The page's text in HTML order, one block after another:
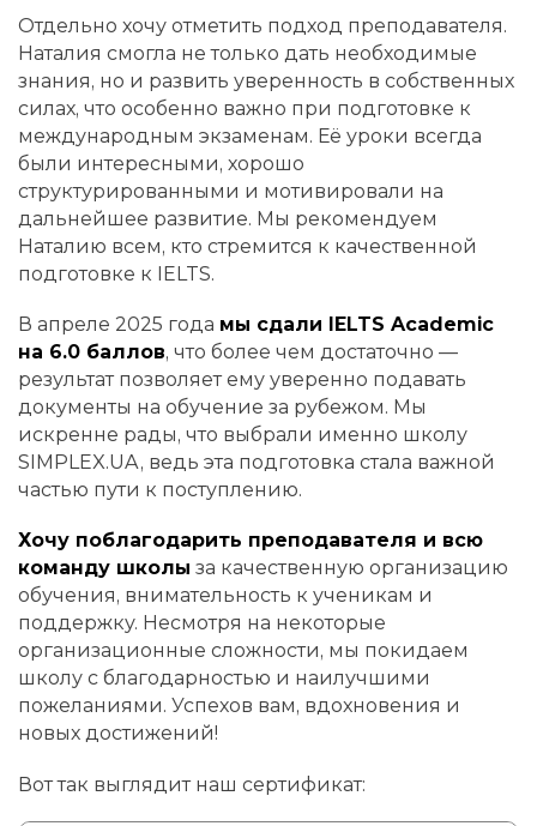
Отдельно хочу отметить подход преподавателя.
Наталия смогла не только дать необходимые
знания, но и развить уверенность в собственных
силах, что особенно важно при подготовке к
международным экзаменам. Её уроки всегда
были интересными, хорошо
структурированными и мотивировали на
дальнейшее развитие. Мы рекомендуем
Наталию всем, кто стремится к качественной
подготовке к IELTS.
В апреле 2025 года мы сдали IELTS Academic
на 6.0 баллов, что более чем достаточно —
результат позволяет ему уверенно подавать
документы на обучение за рубежом. Мы
искренне рады, что выбрали именно школу
SIMPLEX.UA, ведь эта подготовка стала важной
частью пути к поступлению.
Хочу поблагодарить преподавателя и всю
команду школы за качественную организацию
обучения, внимательность к ученикам и
поддержку. Несмотря на некоторые
организационные сложности, мы покидаем
школу с благодарностью и наилучшими
пожеланиями. Успехов вам, вдохновения и
новых достижений!
Вот так выглядит наш сертификат: